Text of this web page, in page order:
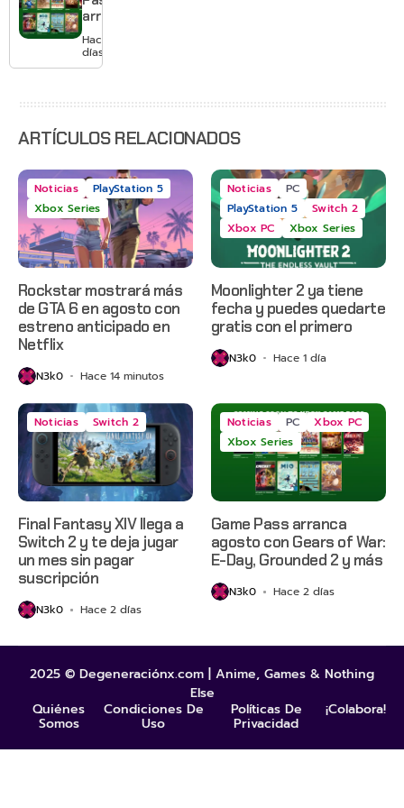
pagar
suscripción
arranca
agosto
con
Gears of
2 y más
Hace 2
días
ARTÍCULOS RELACIONADOS
Noticias
PlayStation 5
Xbox Series
Rockstar mostrará más
de GTA 6 en agosto con
estreno anticipado en
Netflix
N3k0 Hace 14 minutos
Noticias
PC
PlayStation 5
Switch 2
Xbox PC
Xbox Series
Moonlighter 2 ya tiene
fecha y puedes quedarte
gratis con el primero
N3k0 Hace 1 día
Noticias Switch 2
Final Fantasy XIV llega a
Switch 2 y te deja jugar
un mes sin pagar
suscripción
N3k0 Hace 2 días
Noticias PC
Xbox PC
Xbox Series
Game Pass arranca
agosto con Gears of War:
E-Day, Grounded 2 y más
N3k0 Hace 2 días
2025 © Degeneraciónx.com | Anime, Games & Nothing
Else
Quiénes
Somos
Condiciones De
Uso
Políticas De
Privacidad
¡Colabora!